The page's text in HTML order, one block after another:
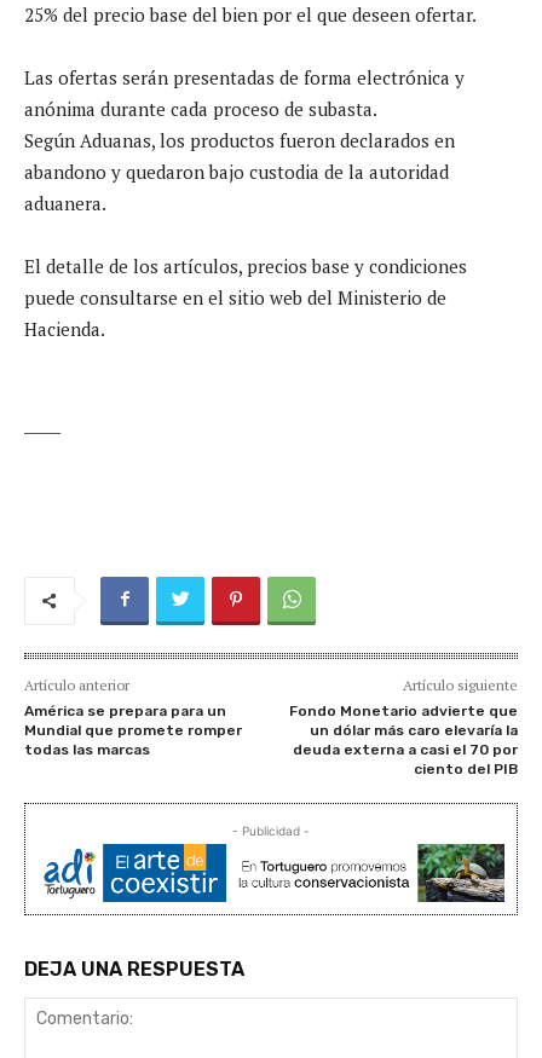
25% del precio base del bien por el que deseen ofertar.
Las ofertas serán presentadas de forma electrónica y
anónima durante cada proceso de subasta.
Según Aduanas, los productos fueron declarados en
abandono y quedaron bajo custodia de la autoridad
aduanera.
El detalle de los artículos, precios base y condiciones
puede consultarse en el sitio web del Ministerio de
Hacienda.
Artículo anterior
América se prepara para un
Mundial que promete romper
todas las marcas
Artículo siguiente
Fondo Monetario advierte que
un dólar más caro elevaría la
deuda externa a casi el 70 por
ciento del PIB
- Publicidad -
DEJA UNA RESPUESTA